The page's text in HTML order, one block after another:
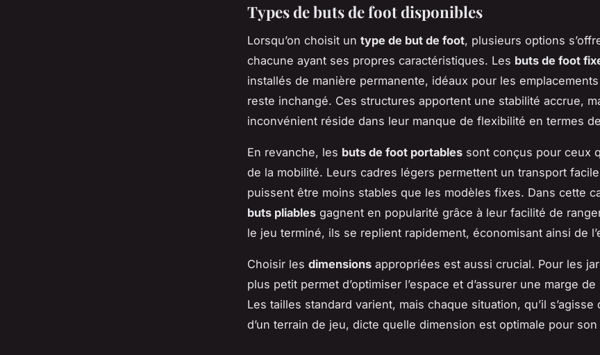
Types de buts de foot disponibles
Lorsqu’on choisit un type de but de foot, plusieurs options
chacune ayant ses propres caractéristiques. Les buts de foot
installés de manière permanente, idéaux pour les
reste inchangé. Ces structures apportent une stabilité accrue,
inconvénient réside dans leur manque de flexibilité en termes
En revanche, les buts de foot portables sont conçus pour ceux
de la mobilité. Leurs cadres légers permettent un transport
puissent être moins stables que les modèles fixes. Dans cette
buts pliables gagnent en popularité grâce à leur facilité de
le jeu terminé, ils se replient rapidement, économisant ainsi de
Choisir les dimensions appropriées est aussi crucial. Pour les
plus petit permet d’optimiser l’espace et d’assurer une marge
Les tailles standard varient, mais chaque situation, qu’il s’agisse
d’un terrain de jeu, dicte quelle dimension est optimale pour